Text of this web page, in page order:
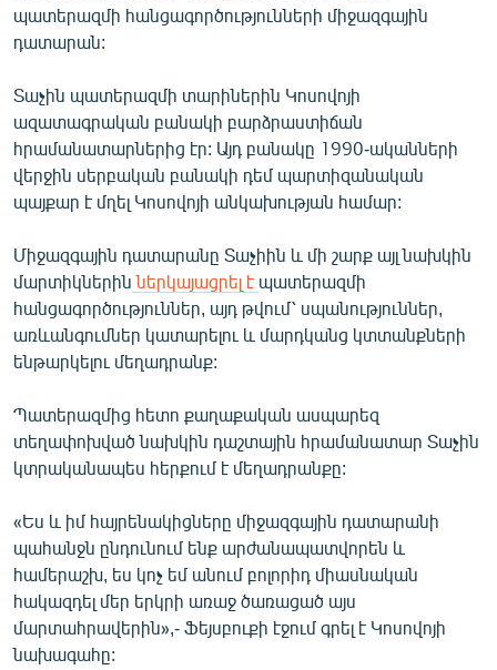
ԲԱՆԱՎԵՃ
ՓՈԴՔԱՍԹ
Հայերեն
English
ՀԵՏԵՎԵՔ ՄԵԶ
«Ազատության» բոլոր կայքերը
պատերազմի հանցագործությունների միջազգային
դատարան:
Տաչին պատերազմի տարիներին Կոսովոյի
ազատագրական բանակի բարձրաստիճան
հրամանատարներից էր: Այդ բանակը 1990-ականների
վերջին սերբական բանակի դեմ պարտիզանական
պայքար է մղել Կոսովոյի անկախության համար:
Միջազգային դատարանը Տաչիին և մի շարք այլ նախկին
մարտիկներին ներկայացրել է պատերազմի
հանցագործություններ, այդ թվում՝ սպանություններ,
առևանգումներ կատարելու և մարդկանց կտտանքների
ենթարկելու մեղադրանք:
Պատերազմից հետո քաղաքական ասպարեզ
տեղափոխված նախկին դաշտային հրամանատար Տաչին
կտրականապես հերքում է մեղադրանքը:
«Ես և իմ հայրենակիցները միջազգային դատարանի
պահանջն ընդունում ենք արժանապատվորեն և
համերաշխ, ես կոչ եմ անում բոլորիդ միասնական
հակազդել մեր երկրի առաջ ծառացած այս
մարտահրավերին»,- Ֆեյսբուքի էջում գրել է Կոսովոյի
նախագահը: